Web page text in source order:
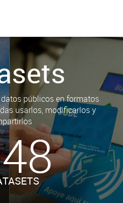
públicos en formatos
usarlos, modificarlos y